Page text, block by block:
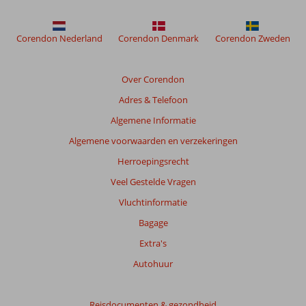
de
Over Corendon
Adres & Telefoon
Algemene Informatie
Algemene voorwaarden en verzekeringen
Herroepingsrecht
Veel Gestelde Vragen
Vluchtinformatie
Bagage
Extra's
Autohuur
Corendon Nederland Corendon Denmark Corendon Zweden